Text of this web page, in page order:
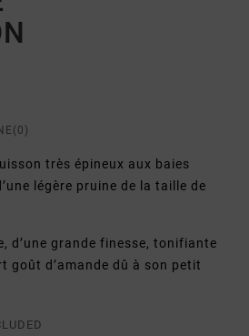
très épineux aux baies
légère pruine de la taille de
d’une grande finesse, tonifiante
goût d’amande dû à son petit